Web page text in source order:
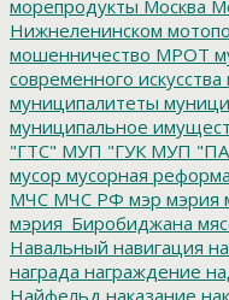
морепродукты Москва
Нижнеленинском
мошенничество МРОТ
современного искусства
муниципалитеты
муниципальное
"ГТС" МУП "ГУК МУП
мусор мусорная реформа
МЧС МЧС РФ мэр мэрия
мэрия_Биробиджана
Навальный навигация
награда награждение
Найфельд наказание